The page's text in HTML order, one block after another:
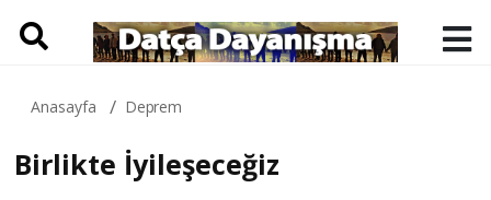
Anasayfa Deprem
Birlikte İyileşeceğiz